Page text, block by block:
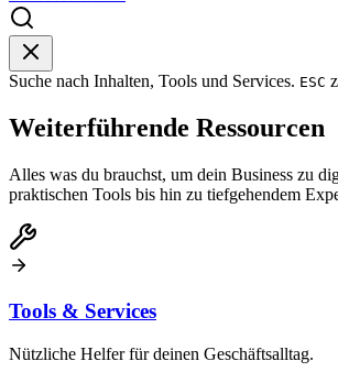
Suche nach Inhalten, Tools und Services. ESC
Weiterführende Ressourcen
Alles was du brauchst, um dein Business zu
praktischen Tools bis hin zu tiefgehendem
Tools & Services
Nützliche Helfer für deinen Geschäftsalltag.